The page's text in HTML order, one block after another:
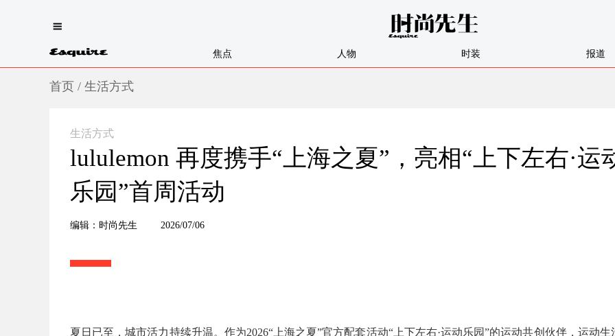
焦点 人物 时装 报道
首页 / 生活方式
生活方式
lululemon 再度携手“上海之夏”，亮相“上下左右·运
乐园”首周活动
编辑：时尚先生 2026/07/06
夏日已至，城市活力持续升温。作为2026“上海之夏”官方配套活动“上下左右·运动乐园”的运动共创伙伴，运动生